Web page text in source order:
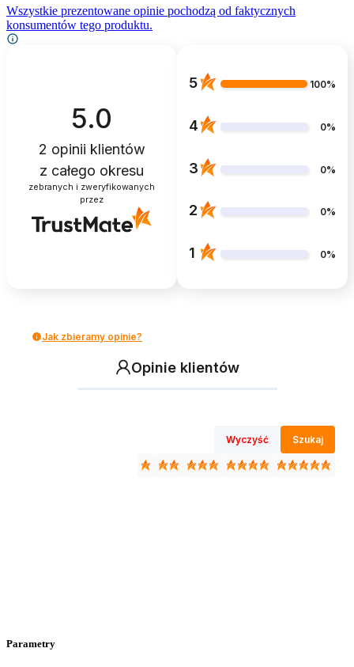
Wszystkie prezentowane opinie pochodzą od faktycznych
konsumentów tego produktu.
5.0
2 opinii klientów
z całego okresu
zebranych i zweryfikowanych
przez
5 100%
4 0%
3 0%
2 0%
1 0%
Jak zbieramy opinie?
Opinie klientów
Wyczyść Szukaj
Parametry